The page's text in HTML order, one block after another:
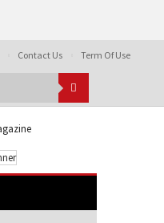
Contact Us Term Of Use